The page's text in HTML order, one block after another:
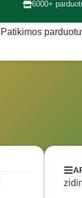
6000+
Patikimos